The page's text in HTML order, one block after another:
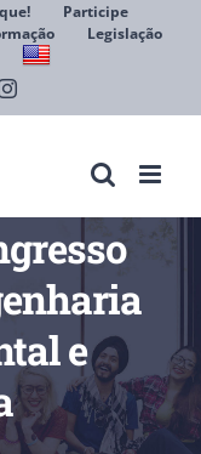
Participe
Legislação
Instagram
e